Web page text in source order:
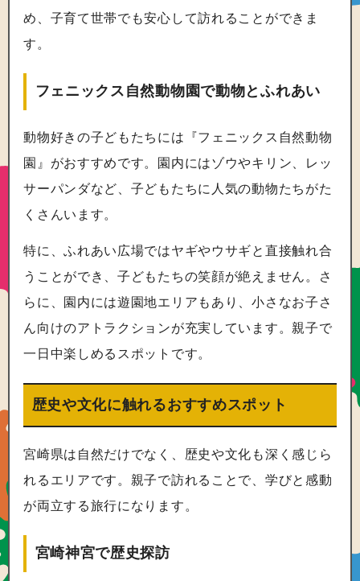
め、子育て世帯でも安心して訪れることができま
す。
フェニックス自然動物園で動物とふれあい
動物好きの子どもたちには『フェニックス自然動物
園』がおすすめです。園内にはゾウやキリン、レッ
サーパンダなど、子どもたちに人気の動物たちがた
くさんいます。
特に、ふれあい広場ではヤギやウサギと直接触れ合
うことができ、子どもたちの笑顔が絶えません。さ
らに、園内には遊園地エリアもあり、小さなお子さ
ん向けのアトラクションが充実しています。親子で
一日中楽しめるスポットです。
歴史や文化に触れるおすすめスポット
宮崎県は自然だけでなく、歴史や文化も深く感じら
れるエリアです。親子で訪れることで、学びと感動
が両立する旅行になります。
宮崎神宮で歴史探訪